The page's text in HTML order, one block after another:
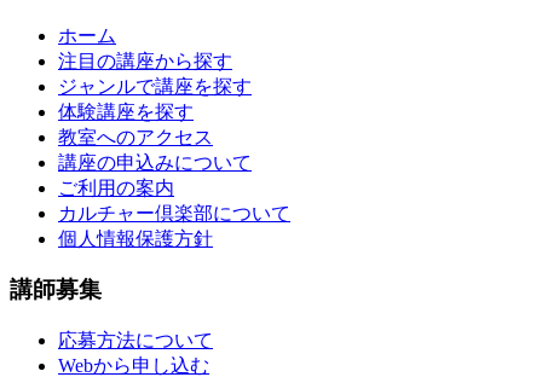
ホーム
注目の講座から探す
ジャンルで講座を探す
体験講座を探す
教室へのアクセス
講座の申込みについて
ご利用の案内
カルチャー倶楽部について
個人情報保護方針
講師募集
応募方法について
Webから申し込む